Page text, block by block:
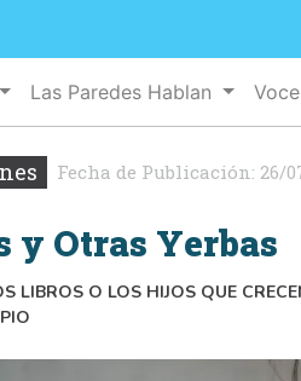
Las Paredes Hablan
Fecha de Publicación: 26/
y Otras Yerbas
LIBROS O LOS HIJOS QUE